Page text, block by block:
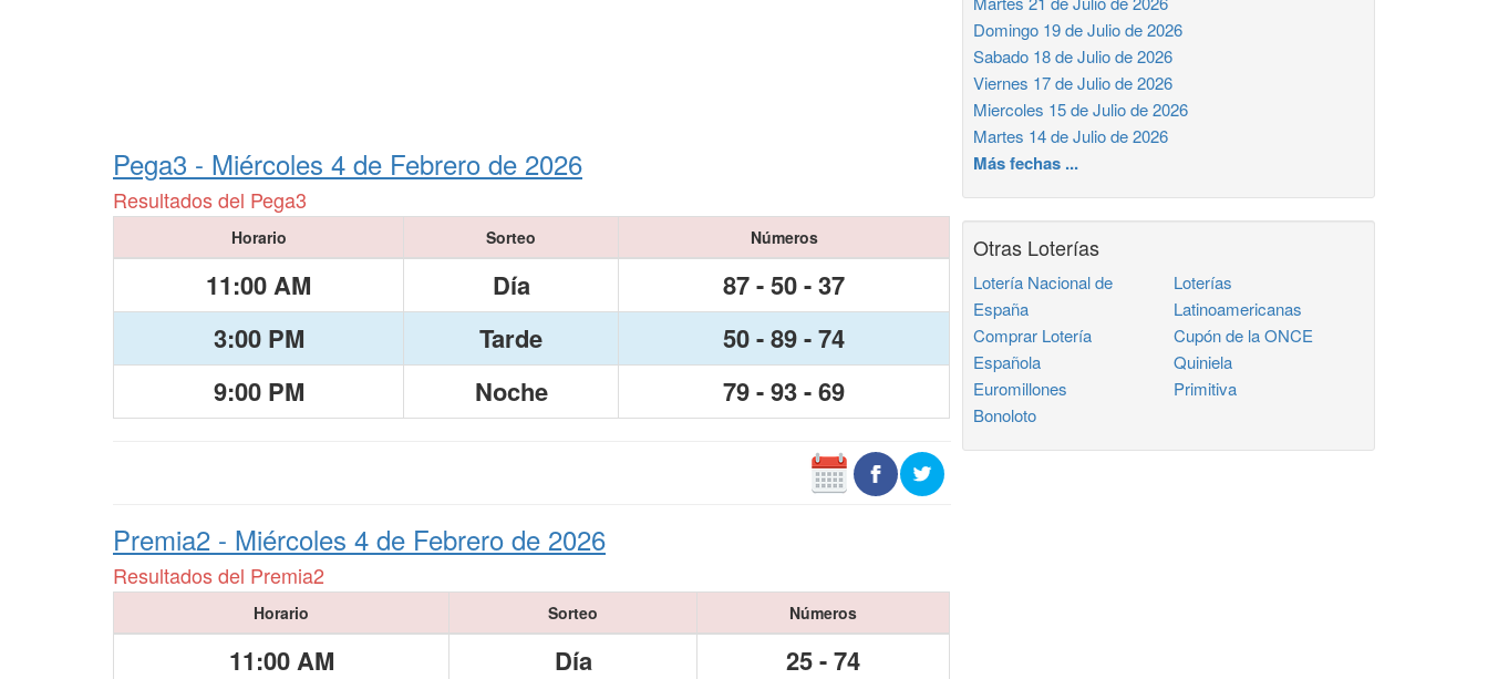
Pega3 - Miércoles 4 de Febrero de 2026
Resultados del Pega3
Horario Sorteo Números
11:00 AM Día
87 - 50 - 37
3:00 PM
Tarde
50 - 89 - 74
9:00 PM
Noche 79 - 93 - 69
Premia2 - Miércoles 4 de Febrero de 2026
Resultados del Premia2
Horario Sorteo Números
11:00 AM Día
25 - 74
Domingo 19 de Julio de 2026
Sabado 18 de Julio de 2026
Viernes 17 de Julio de 2026
Miercoles 15 de Julio de 2026
Martes 14 de Julio de 2026
Más fechas ...
Otras Loterías
Lotería Nacional de
España
Comprar Lotería
Española
Euromillones
Bonoloto
Loterías
Latinoamericanas
Cupón de la ONCE
Quiniela
Primitiva